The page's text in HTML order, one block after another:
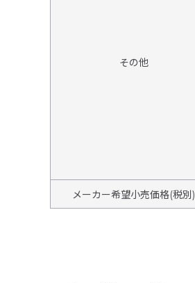
その他
メーカー希望小売価格(税別)